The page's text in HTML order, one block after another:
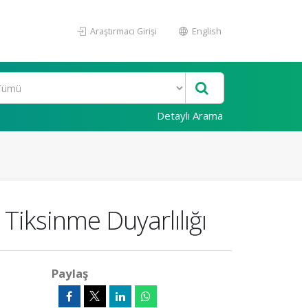
Araştırmacı Girişi English
Detaylı Arama
Duyarlılığı
Paylaş